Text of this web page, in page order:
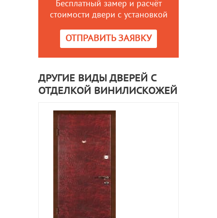
Бесплатный замер и расчёт
стоимости двери с установкой
ОТПРАВИТЬ ЗАЯВКУ
ДРУГИЕ ВИДЫ ДВЕРЕЙ С
ОТДЕЛКОЙ ВИНИЛИСКОЖЕЙ